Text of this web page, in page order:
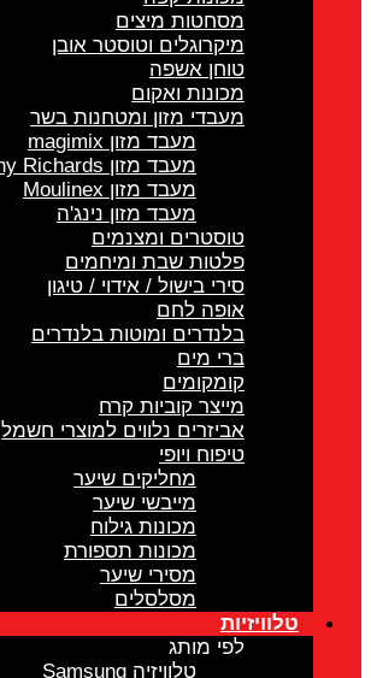
מסחטות מיצים
מיקרוגלים וטוסטר אובן
טוחן אשפה
מכונות ואקום
מעבדי מזון ומטחנות בשר
מעבד מזון magimix
מעבד מזון Morphy Richards
מעבד מזון Moulinex
מעבד מזון נינג'ה
טוסטרים ומצנמים
פלטות שבת ומיחמים
סירי בישול / אידוי / טיגון
אופה לחם
בלנדרים ומוטות בלנדרים
ברי מים
קומקומים
מייצר קוביות קרח
אביזרים נלווים למוצרי חשמל
טיפוח ויופי
מחליקים שיער
מייבשי שיער
מכונות גילוח
מכונות תספורת
מסירי שיער
מסלסלים
טלוויזיות
לפי מותג
טלוויזיה Samsung